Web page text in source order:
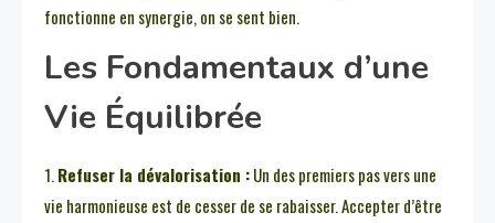
fonctionne en synergie, on se sent bien.
Les Fondamentaux d’une
Vie Équilibrée
1.Refuser la dévalorisation :Un des premiers pas vers une
vie harmonieuse est de cesser de se rabaisser. Accepter d’être